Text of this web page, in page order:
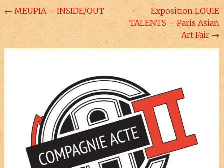
Navigation
de
l'article
←MEUPIA – INSIDE/OUT
Exposition LOUIE
TALENTS – Paris Asian
Art Fair→